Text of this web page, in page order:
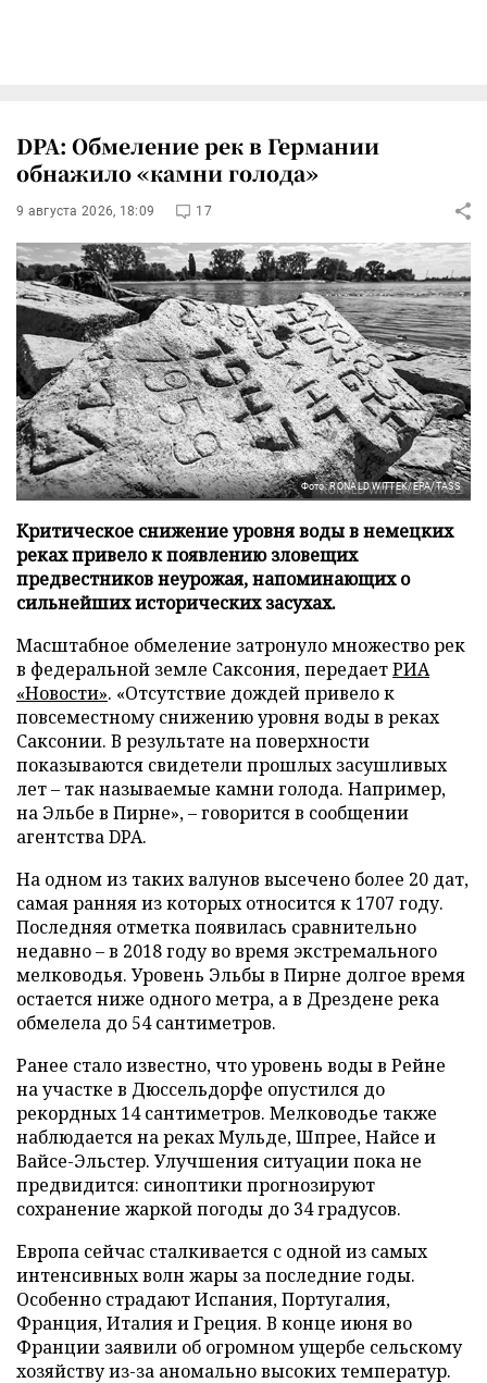
DPA: Обмеление рек в Германии
обнажило «камни голода»
9 августа 2026, 18:09 17
Фото: RONALD WITTEK/EPA/TASS
Критическое снижение уровня воды в немецких
реках привело к появлению зловещих
предвестников неурожая, напоминающих о
сильнейших исторических засухах.
Масштабное обмеление затронуло множество рек
в федеральной земле Саксония, передаетРИА
«Новости». «Отсутствие дождей привело к
повсеместному снижению уровня воды в реках
Саксонии. В результате на поверхности
показываются свидетели прошлых засушливых
лет – так называемые камни голода. Например,
на Эльбе в Пирне», – говорится в сообщении
агентства DPA.
На одном из таких валунов высечено более 20 дат,
самая ранняя из которых относится к 1707 году.
Последняя отметка появилась сравнительно
недавно – в 2018 году во время экстремального
мелководья. Уровень Эльбы в Пирне долгое время
остается ниже одного метра, а в Дрездене река
обмелела до 54 сантиметров.
Ранее стало известно, что уровень воды в Рейне
на участке в Дюссельдорфе опустился до
рекордных 14 сантиметров. Мелководье также
наблюдается на реках Мульде, Шпрее, Найсе и
Вайсе-Эльстер. Улучшения ситуации пока не
предвидится: синоптики прогнозируют
сохранение жаркой погоды до 34 градусов.
Европа сейчас сталкивается с одной из самых
интенсивных волн жары за последние годы.
Особенно страдают Испания, Португалия,
Франция, Италия и Греция. В конце июня во
Франции заявили об огромном ущербе сельскому
хозяйству из-за аномально высоких температур.